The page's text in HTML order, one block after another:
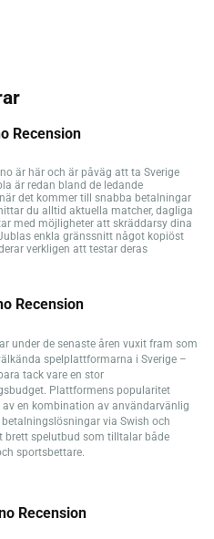
Recension
är här och är påväg att ta Sverige
är redan bland de ledande
det kommer till snabba betalningar
du alltid aktuella matcher, dagliga
med möjligheter att skräddarsy dina
enkla gränssnitt något kopiöst
verkligen att testar deras
Recension
under de senaste åren vuxit fram som
spelplattformarna i Sverige –
tack vare en stor
Plattformens popularitet
en kombination av användarvänlig
via Swish och
brett spelutbud som tilltalar både
sportsbettare.
Recension